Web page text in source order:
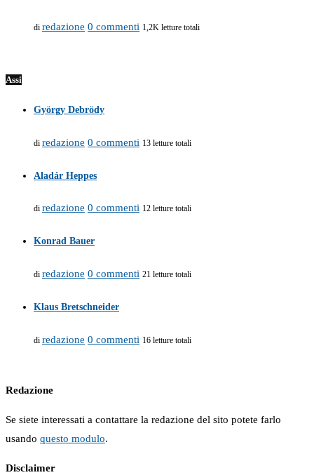
di redazione 0 commenti 1,2K letture totali
Assi
György Debrödy
di redazione 0 commenti 13 letture totali
Aladár Heppes
di redazione 0 commenti 12 letture totali
Konrad Bauer
di redazione 0 commenti 21 letture totali
Klaus Bretschneider
di redazione 0 commenti 16 letture totali
Redazione
Se siete interessati a contattare la redazione del sito potete farlo
usando questo modulo.
Disclaimer